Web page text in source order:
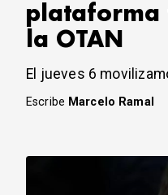
plataforma
la OTAN
El jueves 6
Escribe Marcelo Ramal